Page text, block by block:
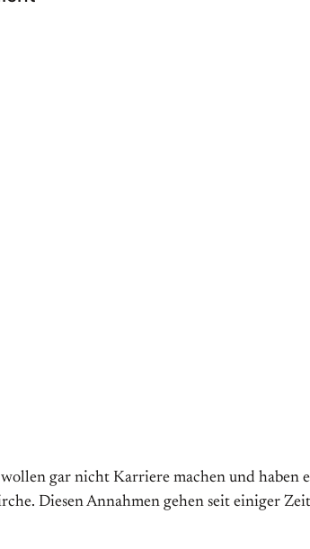
gar nicht Karriere machen und haben
Diesen Annahmen gehen seit einiger